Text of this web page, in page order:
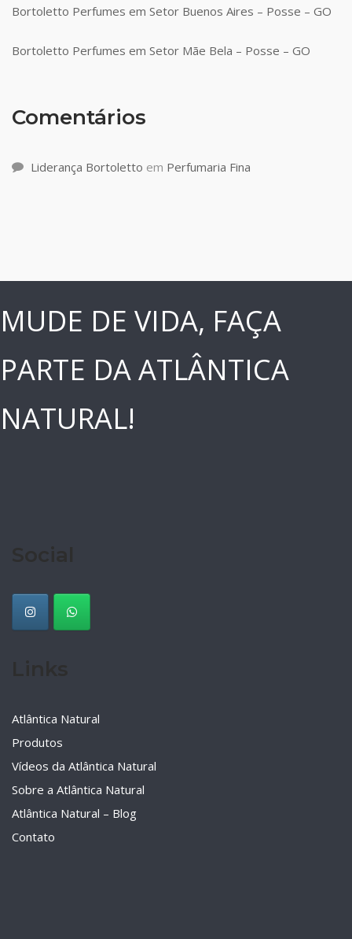
Bortoletto Perfumes em Setor Buenos Aires – Posse – GO
Bortoletto Perfumes em Setor Mãe Bela – Posse – GO
Comentários
Liderança Bortoletto em Perfumaria Fina
MUDE DE VIDA, FAÇA
PARTE DA ATLÂNTICA
NATURAL!
Atlântica Natural
Produtos
Vídeos da Atlântica Natural
Sobre a Atlântica Natural
Atlântica Natural – Blog
Contato